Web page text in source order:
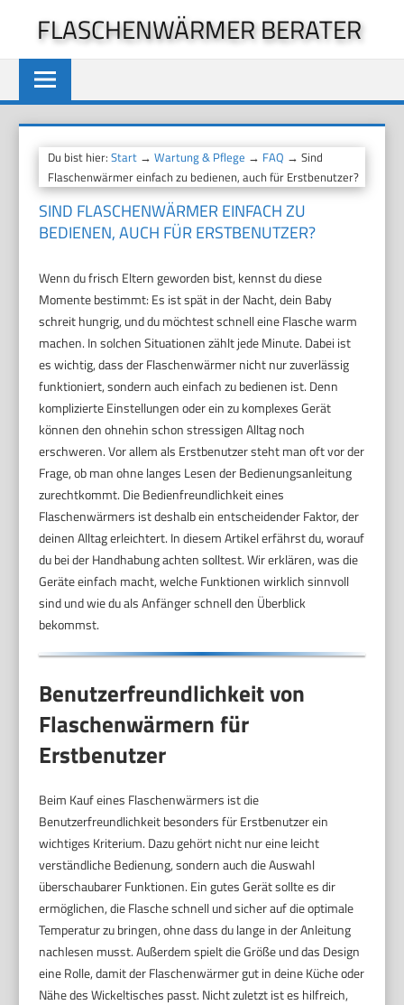
springen
FLASCHENWÄRMER BERATER
Du bist hier:Start →Wartung & Pflege → FAQ → Sind
Flaschenwärmer einfach zu bedienen, auch für Erstbenutzer?
SIND FLASCHENWÄRMER EINFACH ZU
BEDIENEN, AUCH FÜR ERSTBENUTZER?
Wenn du frisch Eltern geworden bist, kennst du diese
Momente bestimmt: Es ist spät in der Nacht, dein Baby
schreit hungrig, und du möchtest schnell eine Flasche warm
machen. In solchen Situationen zählt jede Minute. Dabei ist
es wichtig, dass der Flaschenwärmer nicht nur zuverlässig
funktioniert, sondern auch einfach zu bedienen ist. Denn
komplizierte Einstellungen oder ein zu komplexes Gerät
können den ohnehin schon stressigen Alltag noch
erschweren. Vor allem als Erstbenutzer steht man oft vor der
Frage, ob man ohne langes Lesen der Bedienungsanleitung
zurechtkommt. Die Bedienfreundlichkeit eines
Flaschenwärmers ist deshalb ein entscheidender Faktor, der
deinen Alltag erleichtert. In diesem Artikel erfährst du, worauf
du bei der Handhabung achten solltest. Wir erklären, was die
Geräte einfach macht, welche Funktionen wirklich sinnvoll
sind und wie du als Anfänger schnell den Überblick
bekommst.
Benutzerfreundlichkeit von
Flaschenwärmern für
Erstbenutzer
Beim Kauf eines Flaschenwärmers ist die
Benutzerfreundlichkeit besonders für Erstbenutzer ein
wichtiges Kriterium. Dazu gehört nicht nur eine leicht
verständliche Bedienung, sondern auch die Auswahl
überschaubarer Funktionen. Ein gutes Gerät sollte es dir
ermöglichen, die Flasche schnell und sicher auf die optimale
Temperatur zu bringen, ohne dass du lange in der Anleitung
nachlesen musst. Außerdem spielt die Größe und das Design
eine Rolle, damit der Flaschenwärmer gut in deine Küche oder
Nähe des Wickeltisches passt. Nicht zuletzt ist es hilfreich,